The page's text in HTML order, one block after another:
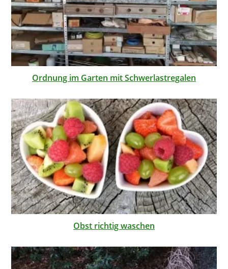
Ordnung im Garten mit Schwerlastregalen
Obst richtig waschen